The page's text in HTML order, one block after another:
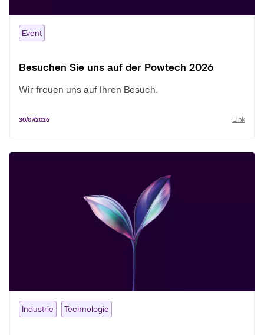
Event
Besuchen Sie uns auf der Powtech 2026
Wir freuen uns auf Ihren Besuch.
30/07/2026 Link
Industrie Technologie